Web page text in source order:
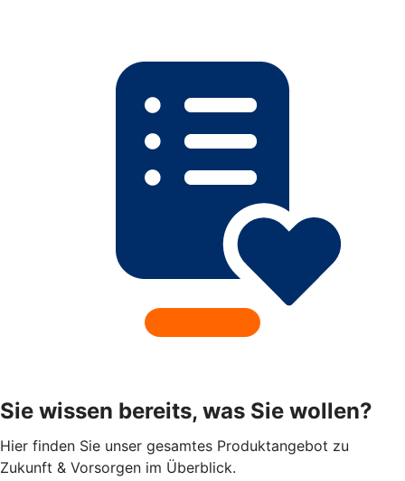
Sie wissen bereits, was Sie wollen?
Hier finden Sie unser gesamtes Produktangebot zu
Zukunft & Vorsorgen im Überblick.